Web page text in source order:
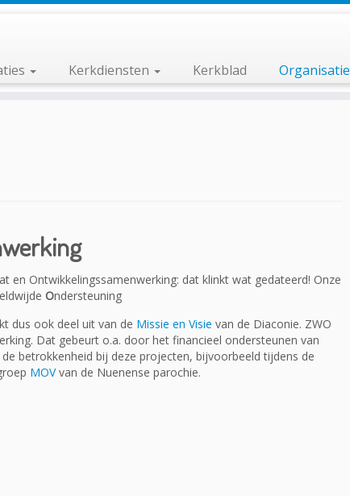
Kerkdiensten Kerkblad Organisatie
Ontwikkelingssamenwerking: dat klinkt wat gedateerd! Onze
Ondersteuning
dus ook deel uit van de Missie en Visie van de Diaconie. ZWO
Dat gebeurt o.a. door het financieel ondersteunen van
betrokkenheid bij deze projecten, bijvoorbeeld tijdens de
MOVvan de Nuenense parochie.